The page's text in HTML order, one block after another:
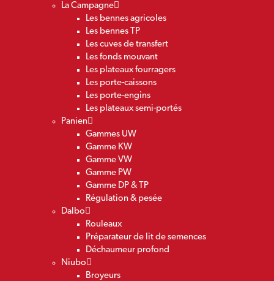
La Campagne
Les bennes agricoles
Les bennes TP
Les cuves de transfert
Les fonds mouvant
Les plateaux fourragers
Les porte-caissons
Les porte-engins
Les plateaux semi-portés
Panien
Gammes UW
Gamme KW
Gamme VW
Gamme PW
Gamme DP & TP
Régulation & pesée
Dalbo
Rouleaux
Préparateur de lit de semences
Déchaumeur profond
Niubo
Broyeurs